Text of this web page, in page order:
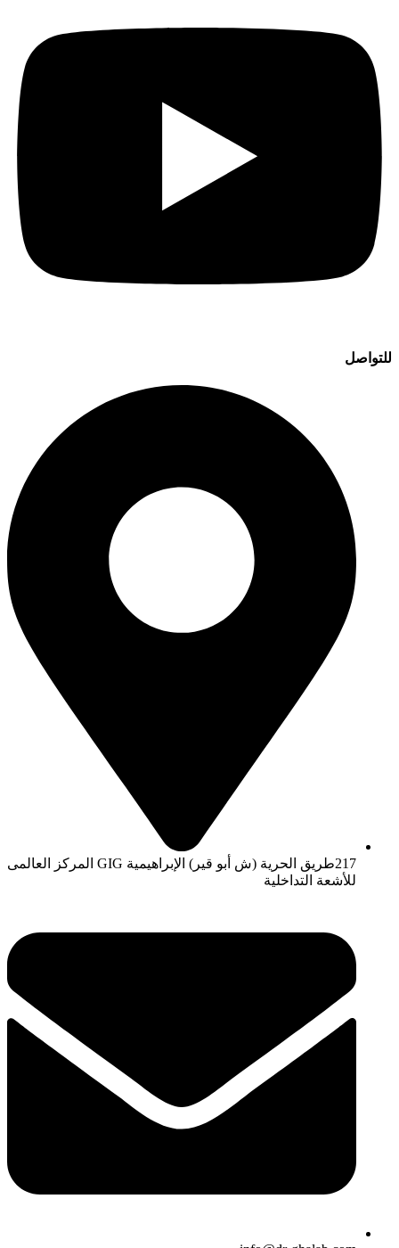
للتواصل
217طريق الحرية (ش أبو قير) الإبراهيمية GIG المركز العالمى
للأشعة التداخلية